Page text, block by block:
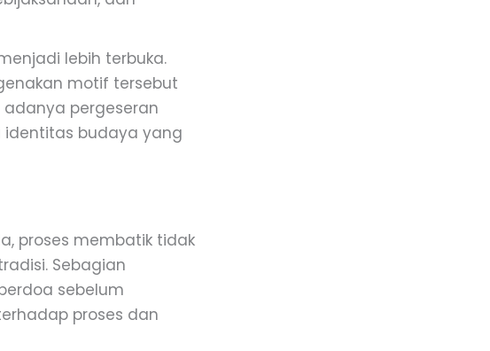
lebih terbuka.
motif tersebut
pergeseran
identitas budaya yang
proses membatik tidak
Sebagian
sebelum
proses dan